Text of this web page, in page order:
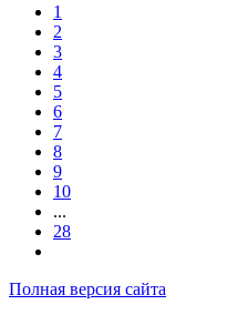
1
2
3
4
5
6
7
8
9
10
...
28
Полная версия сайта